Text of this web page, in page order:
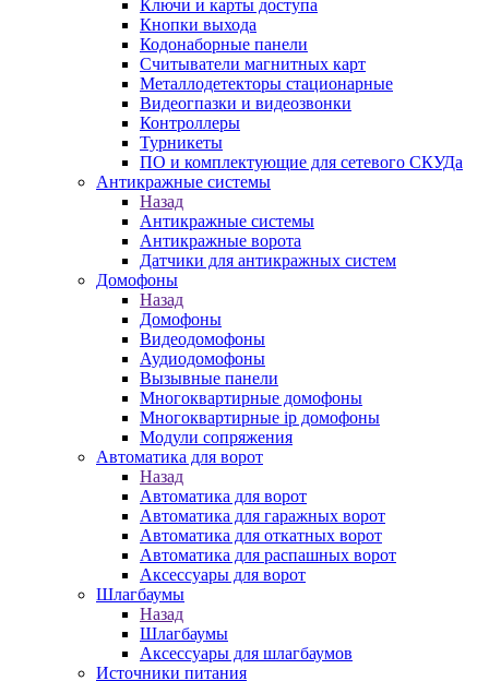
Ключи и карты доступа
Кнопки выхода
Кодонаборные панели
Считыватели магнитных карт
Металлодетекторы стационарные
Видеогпазки и видеозвонки
Контроллеры
Турникеты
ПО и комплектующие для сетевого СКУДа
Антикражные системы
Назад
Антикражные системы
Антикражные ворота
Датчики для антикражных систем
Домофоны
Назад
Домофоны
Видеодомофоны
Аудиодомофоны
Вызывные панели
Многоквартирные домофоны
Многоквартирные ip домофоны
Модули сопряжения
Автоматика для ворот
Назад
Автоматика для ворот
Автоматика для гаражных ворот
Автоматика для откатных ворот
Автоматика для распашных ворот
Аксессуары для ворот
Шлагбаумы
Назад
Шлагбаумы
Аксессуары для шлагбаумов
Источники питания